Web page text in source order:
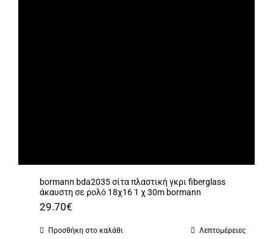
bormann bda2035 σίτα πλαστική γκρι fiberglass
άκαυστη σε ρολό 18χ16 1 χ 30m bormann
29.70€
Προσθήκη στο καλάθι Λεπτομέρειες